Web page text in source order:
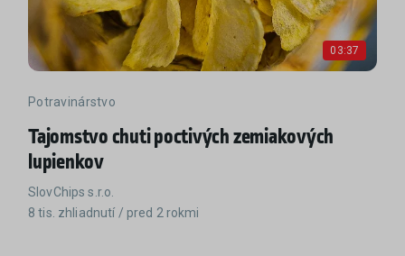
03:37
Potravinárstvo
Tajomstvo chuti poctivých zemiakových
lupienkov
SlovChips s.r.o.
8 tis. zhliadnutí / pred 2 rokmi